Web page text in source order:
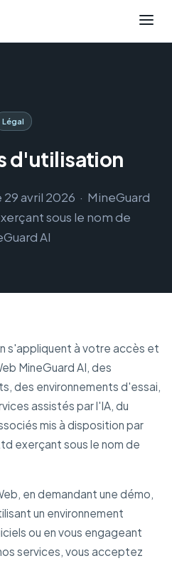
Légal
d'utilisation
avril 2026 · MineGuard
sous le nom de
AI
s'appliquent à votre accès et
MineGuard AI, des
des environnements d'essai,
assistés par l'IA, du
mis à disposition par
exerçant sous le nom de
en demandant une démo,
un environnement
ou en vous engageant
services, vous acceptez